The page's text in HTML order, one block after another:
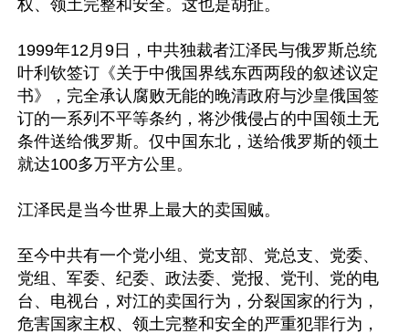
权、领土完整和安全。这也是胡扯。
1999年12月9日，中共独裁者江泽民与俄罗斯总统
叶利钦签订《关于中俄国界线东西两段的叙述议定
书》，完全承认腐败无能的晚清政府与沙皇俄国签
订的一系列不平等条约，将沙俄侵占的中国领土无
条件送给俄罗斯。仅中国东北，送给俄罗斯的领土
就达100多万平方公里。
江泽民是当今世界上最大的卖国贼。
至今中共有一个党小组、党支部、党总支、党委、
党组、军委、纪委、政法委、党报、党刊、党的电
台、电视台，对江的卖国行为，分裂国家的行为，
危害国家主权、领土完整和安全的严重犯罪行为，